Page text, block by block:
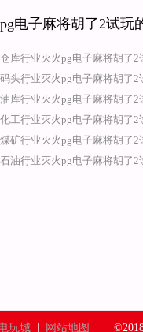
pg电子麻将胡了2试玩
仓库行业灭火pg电子麻将胡了2
码头行业灭火pg电子麻将胡了2
油库行业灭火pg电子麻将胡了2
化工行业灭火pg电子麻将胡了2
煤矿行业灭火pg电子麻将胡了2
石油行业灭火pg电子麻将胡了2
玩城| 网站地图